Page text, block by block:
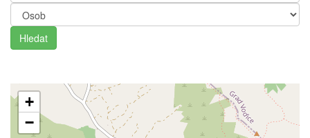
Hledat
+
−